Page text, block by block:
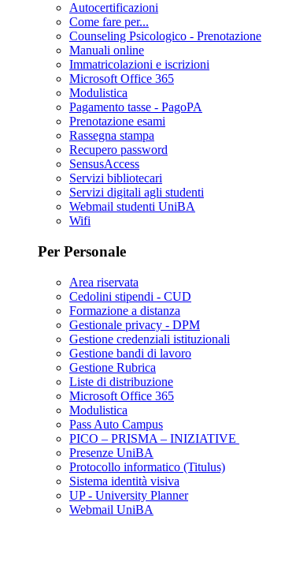
Autocertificazioni
Come fare per...
Counseling Psicologico - Prenotazione
Manuali online
Immatricolazioni e iscrizioni
Microsoft Office 365
Modulistica
Pagamento tasse - PagoPA
Prenotazione esami
Rassegna stampa
Recupero password
SensusAccess
Servizi bibliotecari
Servizi digitali agli studenti
Webmail studenti UniBA
Wifi
Per Personale
Area riservata
Cedolini stipendi - CUD
Formazione a distanza
Gestionale privacy - DPM
Gestione credenziali istituzionali
Gestione bandi di lavoro
Gestione Rubrica
Liste di distribuzione
Microsoft Office 365
Modulistica
Pass Auto Campus
PICO – PRISMA – INIZIATIVE
Presenze UniBA
Protocollo informatico (Titulus)
Sistema identità visiva
UP - University Planner
Webmail UniBA